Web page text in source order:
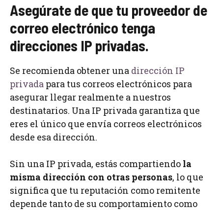
Asegúrate de que tu proveedor de
correo electrónico tenga
direcciones IP privadas.
Se recomienda obtener una dirección IP
privada para tus correos electrónicos para
asegurar llegar realmente a nuestros
destinatarios. Una IP privada garantiza que
eres el único que envía correos electrónicos
desde esa dirección.
Sin una IP privada, estás compartiendo la
misma dirección con otras personas, lo que
significa que tu reputación como remitente
depende tanto de su comportamiento como